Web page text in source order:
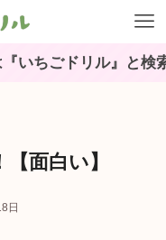
リル』と検索してね♪
面白い】
日